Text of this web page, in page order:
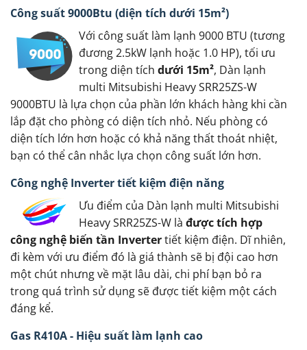
Công suất 9000Btu (diện tích dưới 15m²)
Với công suất làm lạnh 9000 BTU (tương
đương 2.5kW lạnh hoặc 1.0 HP), tối ưu
trong diện tích dưới 15m², Dàn lạnh
multi Mitsubishi Heavy SRR25ZS-W
9000BTU là lựa chọn của phần lớn khách hàng khi cần
lắp đặt cho phòng có diện tích nhỏ. Nếu phòng có
diện tích lớn hơn hoặc có khả năng thất thoát nhiệt,
bạn có thể cân nhắc lựa chọn công suất lớn hơn.
Công nghệ Inverter tiết kiệm điện năng
Ưu điểm của Dàn lạnh multi Mitsubishi
Heavy SRR25ZS-W là được tích hợp
công nghệ biến tần Invertertiết kiệm điện. Dĩ nhiên,
đi kèm với ưu điểm đó là giá thành sẽ bị đội cao hơn
một chút nhưng về mặt lâu dài, chi phí bạn bỏ ra
trong quá trình sử dụng sẽ được tiết kiệm một cách
đáng kể.
Gas R410A - Hiệu suất làm lạnh cao